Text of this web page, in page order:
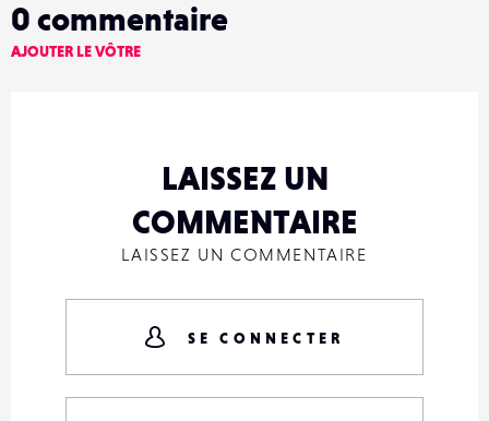
0 commentaire
AJOUTER LE VÔTRE
LAISSEZ UN
COMMENTAIRE
LAISSEZ UN COMMENTAIRE
SE CONNECTER